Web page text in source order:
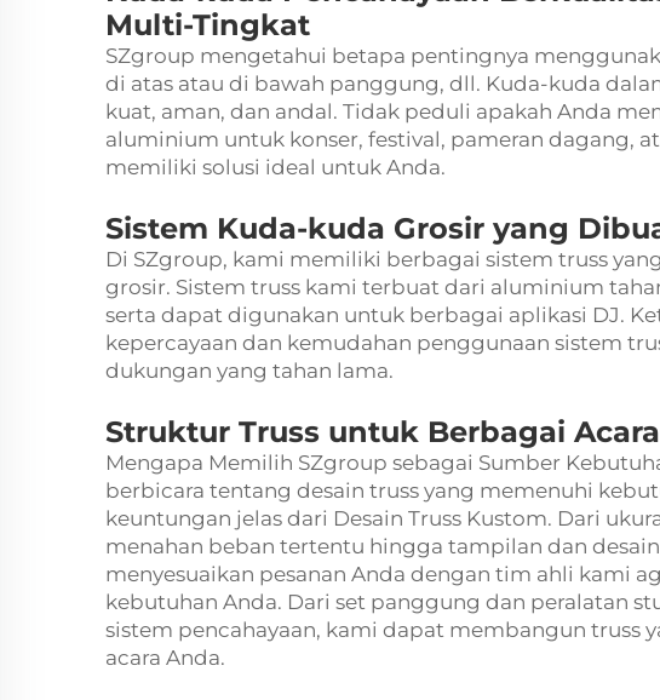
Multi-Tingkat
SZgroup mengetahui betapa pentingnya
di atas atau di bawah panggung, dll. Kuda-kuda
kuat, aman, dan andal. Tidak peduli apakah Anda
aluminium untuk konser, festival, pameran dagang,
memiliki solusi ideal untuk Anda.
Sistem Kuda-kuda Grosir yang
Di SZgroup, kami memiliki berbagai sistem truss
grosir. Sistem truss kami terbuat dari aluminium
serta dapat digunakan untuk berbagai aplikasi DJ.
kepercayaan dan kemudahan penggunaan sistem
dukungan yang tahan lama.
Struktur Truss untuk Berbagai
Mengapa Memilih SZgroup sebagai Sumber
berbicara tentang desain truss yang memenuhi
keuntungan jelas dari Desain Truss Kustom. Dari
menahan beban tertentu hingga tampilan dan
menyesuaikan pesanan Anda dengan tim ahli kami
kebutuhan Anda. Dari set panggung dan peralatan
sistem pencahayaan, kami dapat membangun truss
acara Anda.